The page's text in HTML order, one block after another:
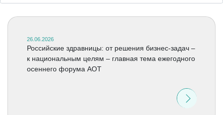
26.06.2026
Российские здравницы: от решения бизнес-задач –
к национальным целям – главная тема ежегодного
осеннего форума АОТ